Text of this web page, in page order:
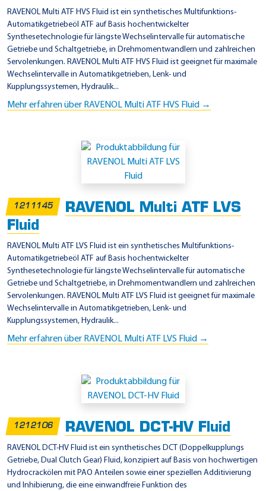
RAVENOL Multi ATF HVS Fluid ist ein synthetisches Multifunktions-
Automatikgetriebeöl ATF auf Basis hochentwickelter
Synthesetechnologie für längste Wechselintervalle für automatische
Getriebe und Schaltgetriebe, in Drehmomentwandlern und zahlreichen
Servolenkungen. RAVENOL Multi ATF HVS Fluid ist geeignet für maximale
Wechselintervalle in Automatikgetrieben, Lenk- und
Kupplungssystemen, Hydraulik...
Mehr erfahren über RAVENOL Multi ATF HVS Fluid →
1211145
RAVENOL Multi ATF LVS
Fluid
RAVENOL Multi ATF LVS Fluid ist ein synthetisches Multifunktions-
Automatikgetriebeöl ATF auf Basis hochentwickelter
Synthesetechnologie für längste Wechselintervalle für automatische
Getriebe und Schaltgetriebe, in Drehmomentwandlern und zahlreichen
Servolenkungen. RAVENOL Multi ATF LVS Fluid ist geeignet für maximale
Wechselintervalle in Automatikgetrieben, Lenk- und
Kupplungssystemen, Hydraulik...
Mehr erfahren über RAVENOL Multi ATF LVS Fluid →
1212106 RAVENOL DCT-HV Fluid
RAVENOL DCT-HV Fluid ist ein synthetisches DCT (Doppelkupplungs
Getriebe, Dual Clutch Gear) Fluid, konzipiert auf Basis von hochwertigen
Hydrocrackölen mit PAO Anteilen sowie einer speziellen Additivierung
und Inhibierung, die eine einwandfreie Funktion des